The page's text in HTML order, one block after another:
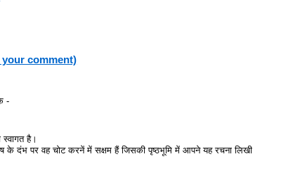
your comment)
-
है।
दंभ पर वह चोट करनें में सक्षम हैं जिसकी पृष्ठभूमि में आपने यह रचना लिखी